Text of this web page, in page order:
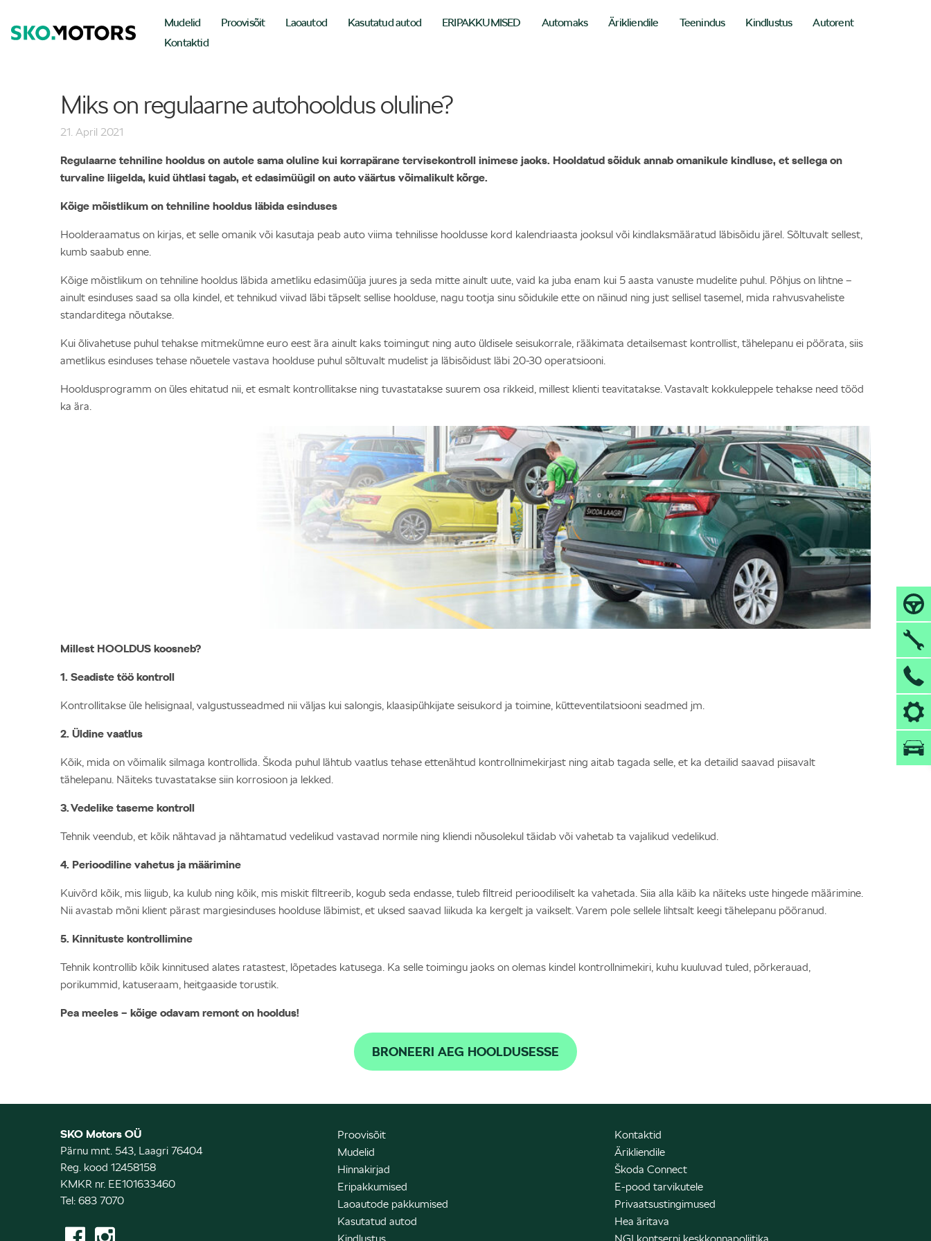
Mudelid Proovisõit Laoautod Kasutatud autod ERIPAKKUMISED Automaks Ärikliendile Teenindus Kindlustus
Autorent
Kontaktid
Miks on regulaarne autohooldus oluline?
21. April 2021
Regulaarne tehniline hooldus on autole sama oluline kui korrapärane tervisekontroll inimese jaoks. Hooldatud sõiduk annab omanikule kindluse, et sellega on
turvaline liigelda, kuid ühtlasi tagab, et edasimüügil on auto väärtus võimalikult kõrge.
Kõige mõistlikum on tehniline hooldus läbida esinduses
Hoolderaamatus on kirjas, et selle omanik või kasutaja peab auto viima tehnilisse hooldusse kord kalendriaasta jooksul või kindlaksmääratud läbisõidu järel. Sõltuvalt sellest,
kumb saabub enne.
Kõige mõistlikum on tehniline hooldus läbida ametliku edasimüüja juures ja seda mitte ainult uute, vaid ka juba enam kui 5 aasta vanuste mudelite puhul. Põhjus on lihtne –
ainult esinduses saad sa olla kindel, et tehnikud viivad läbi täpselt sellise hoolduse, nagu tootja sinu sõidukile ette on näinud ning just sellisel tasemel, mida rahvusvaheliste
standarditega nõutakse.
Kui õlivahetuse puhul tehakse mitmekümne euro eest ära ainult kaks toimingut ning auto üldisele seisukorrale, rääkimata detailsemast kontrollist, tähelepanu ei pöörata, siis
ametlikus esinduses tehase nõuetele vastava hoolduse puhul sõltuvalt mudelist ja läbisõidust läbi 20-30 operatsiooni.
Hooldusprogramm on üles ehitatud nii, et esmalt kontrollitakse ning tuvastatakse suurem osa rikkeid, millest klienti teavitatakse. Vastavalt kokkuleppele tehakse need tööd
ka ära.
Millest HOOLDUS koosneb?
1. Seadiste töö kontroll
Kontrollitakse üle helisignaal, valgustusseadmed nii väljas kui salongis, klaasipühkijate seisukord ja toimine, kütteventilatsiooni seadmed jm.
2. Üldine vaatlus
Kõik, mida on võimalik silmaga kontrollida. Škoda puhul lähtub vaatlus tehase ettenähtud kontrollnimekirjast ning aitab tagada selle, et ka detailid saavad piisavalt
tähelepanu. Näiteks tuvastatakse siin korrosioon ja lekked.
3. Vedelike taseme kontroll
Tehnik veendub, et kõik nähtavad ja nähtamatud vedelikud vastavad normile ning kliendi nõusolekul täidab või vahetab ta vajalikud vedelikud.
4. Perioodiline vahetus ja määrimine
Kuivõrd kõik, mis liigub, ka kulub ning kõik, mis miskit filtreerib, kogub seda endasse, tuleb filtreid perioodiliselt ka vahetada. Siia alla käib ka näiteks uste hingede määrimine.
Nii avastab mõni klient pärast margiesinduses hoolduse läbimist, et uksed saavad liikuda ka kergelt ja vaikselt. Varem pole sellele lihtsalt keegi tähelepanu pööranud.
5. Kinnituste kontrollimine
Tehnik kontrollib kõik kinnitused alates ratastest, lõpetades katusega. Ka selle toimingu jaoks on olemas kindel kontrollnimekiri, kuhu kuuluvad tuled, põrkerauad,
porikummid, katuseraam, heitgaaside torustik.
Pea meeles – kõige odavam remont on hooldus!
BRONEERI AEG HOOLDUSESSE
SKO Motors OÜ
Pärnu mnt. 543, Laagri 76404
Reg. kood 12458158
KMKR nr. EE101633460
Tel: 683 7070
Proovisõit
Mudelid
Hinnakirjad
Eripakkumised
Laoautode pakkumised
Kasutatud autod
Kindlustus
Kontaktid
Ärikliendile
Škoda Connect
E-pood tarvikutele
Privaatsustingimused
Hea äritava
NGI kontserni keskkonnapoliitika